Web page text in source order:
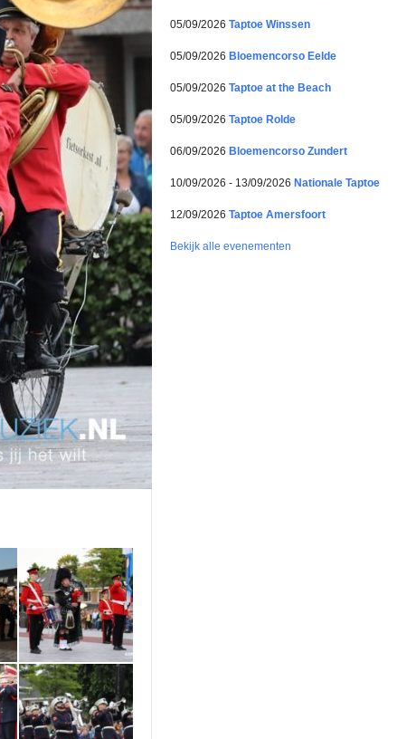
05/09/2026 Taptoe Winssen
05/09/2026 Bloemencorso Eelde
05/09/2026 Taptoe at the Beach
05/09/2026 Taptoe Rolde
06/09/2026 Bloemencorso Zundert
10/09/2026 - 13/09/2026 Nationale Taptoe
12/09/2026 Taptoe Amersfoort
Bekijk alle evenementen